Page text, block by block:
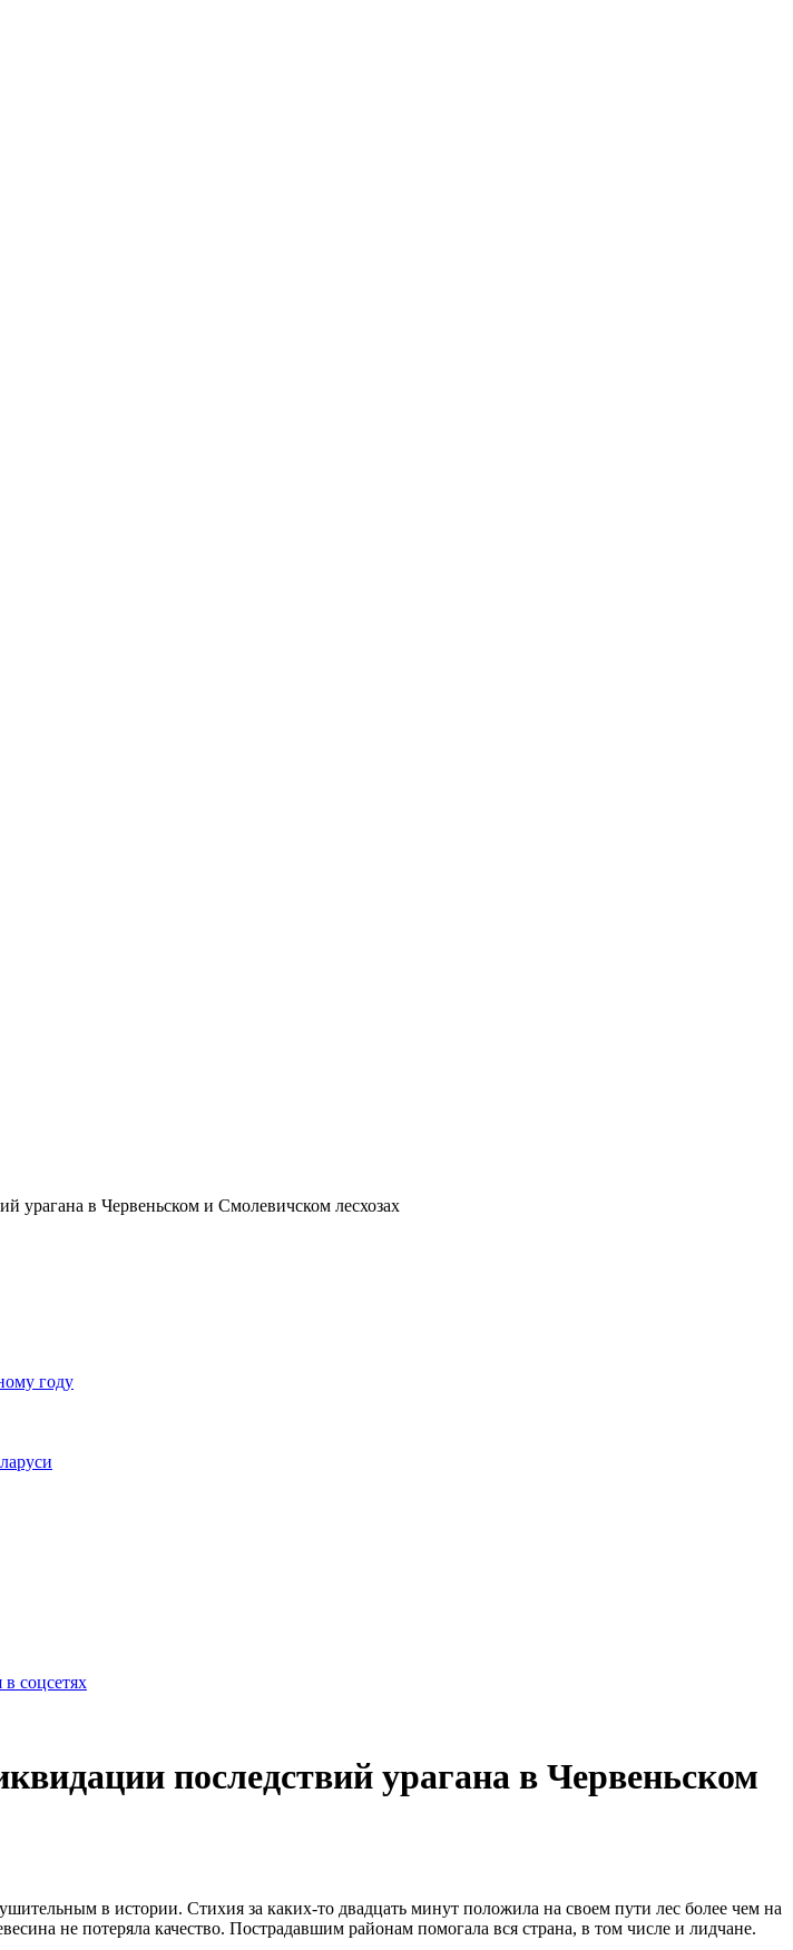
урагана в Червеньском и Смолевичском лесхозах
году
соцсетях
последствий урагана в Червеньском
в истории. Стихия за каких-то двадцать минут положила на своем пути лес более чем на
не потеряла качество. Пострадавшим районам помогала вся страна, в том числе и лидчане.